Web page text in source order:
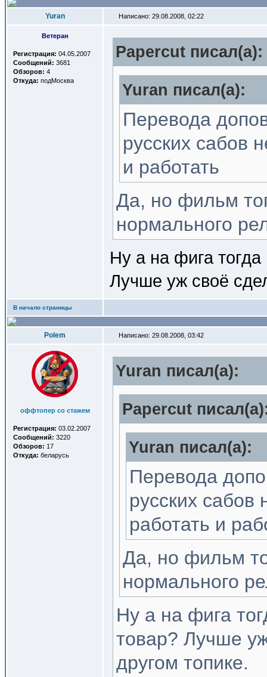
Yuran Написано: 29.08.2008, 02:22
Ветеран
Регистрация: 04.05.2007
Сообщений: 3681
Обзоров: 4
Откуда: подМосква
Papercut писал(a):
Yuran писал(a):
Перевода
русских сабов
и работать
Да, но фильм
нормального
Ну а на фига
Лучше уж своё
В начало страницы
Polem Написано: 29.08.2008, 03:42
оффтопер со стажем
Регистрация: 03.02.2007
Сообщений: 3220
Обзоров: 17
Откуда: беларусь
Yuran писал(a):
Papercut
Yuran писал(a):
Перевода
русских сабов
работать и
Да, но фильм
нормального
Ну а на фига
товар? Лучше
другом топике.